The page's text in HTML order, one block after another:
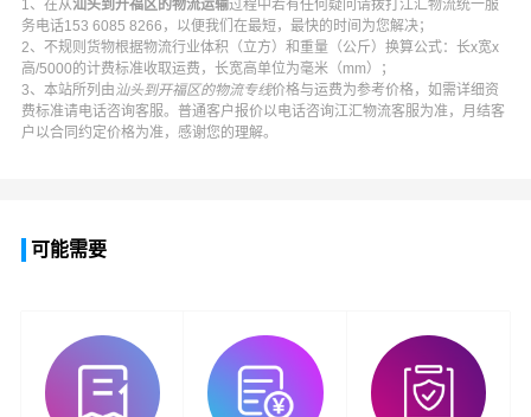
1、在从汕头到开福区的物流运输过程中若有任何疑问请拨打 江汇物流统一服
务电话153 6085 8266 ，以便我们在最短，最快的时间为您解决；
2、不规则货物根据物流行业体积（立方）和重量（公斤）换算公式：长x宽x
高/5000的计费标准收取运费，长宽高单位为毫米（mm）；
3、本站所列由汕头到开福区的物流专线价格与运费为参考价格，如需详细资
费标准请电话咨询客服。普通客户报价以电话咨询江汇物流客服为准，月结客
户以合同约定价格为准，感谢您的理解。
可能需要